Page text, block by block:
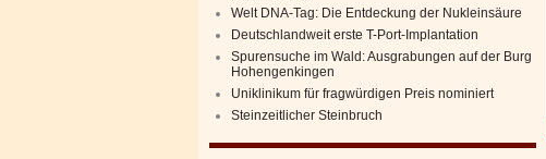
Welt DNA-Tag: Die Entdeckung der Nukleinsäure
Deutschlandweit erste T-Port-Implantation
Spurensuche im Wald: Ausgrabungen auf der Burg
Hohengenkingen
Uniklinikum für fragwürdigen Preis nominiert
Steinzeitlicher Steinbruch